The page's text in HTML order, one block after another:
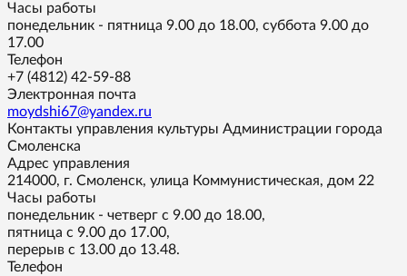
Часы работы
понедельник - пятница 9.00 до 18.00, суббота 9.00 до
17.00
Телефон
+7 (4812) 42-59-88
Электронная почта
moydshi67@yandex.ru
Контакты управления культуры Администрации города
Смоленска
Адрес управления
214000, г. Смоленск, улица Коммунистическая, дом 22
Часы работы
понедельник - четверг с 9.00 до 18.00,
пятница с 9.00 до 17.00,
перерыв с 13.00 до 13.48.
Телефон